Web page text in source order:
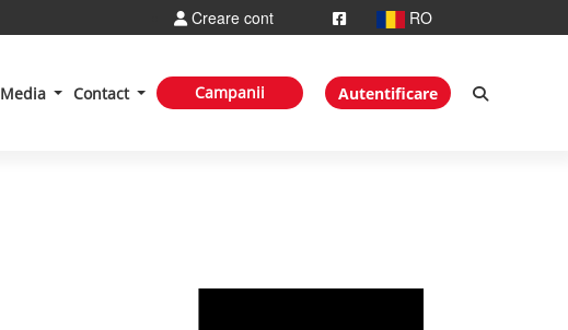
RO
Creare cont
Media Contact Campanii Autentificare